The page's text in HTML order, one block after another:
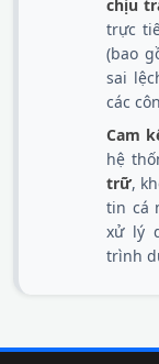
chịu
trực
(bao
sai
các
Cam
hệ
trữ,
tin cá
xử lý
trình